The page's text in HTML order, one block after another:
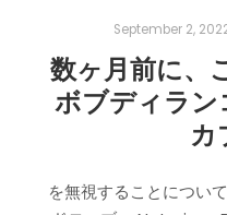
September 2,
数ヶ月前に、
ボブディラ
カ
を無視することについ